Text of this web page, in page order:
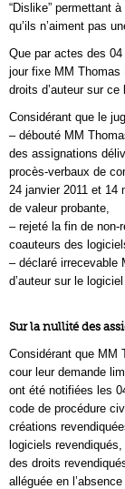
“Dislike” permettant
qu’ils n’aiment pas
Que par actes des
jour fixe MM
droits d’auteur sur
Considérant que le
– débouté MM
des assignations
procès-verbaux de
24 janvier 2011 et 14
de valeur probante,
– rejeté la fin de non-
coauteurs des
– déclaré irrecevable
d’auteur sur le
Sur la nullité des
Considérant que MM
cour leur demande
ont été notifiées les
code de procédure
créations
logiciels
des droits
alléguée en